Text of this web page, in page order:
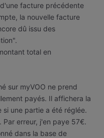
facture précédente
la nouvelle facture
dû issu des
total en
sur myVOO ne prend
payés. Il affichera la
une partie a été réglée.
erreur, j'en paye 57€.
dans la base de